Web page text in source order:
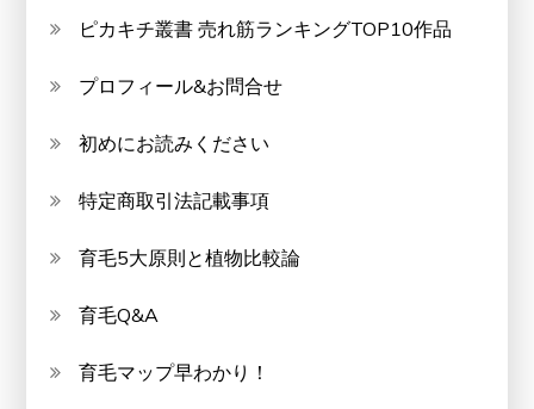
ピカキチ叢書 売れ筋ランキングTOP10作品
プロフィール&お問合せ
初めにお読みください
特定商取引法記載事項
育毛5大原則と植物比較論
育毛Q&A
育毛マップ早わかり！